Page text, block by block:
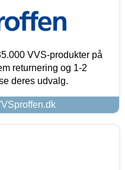
VVS-produkter på
returnering og 1-2
deres udvalg.